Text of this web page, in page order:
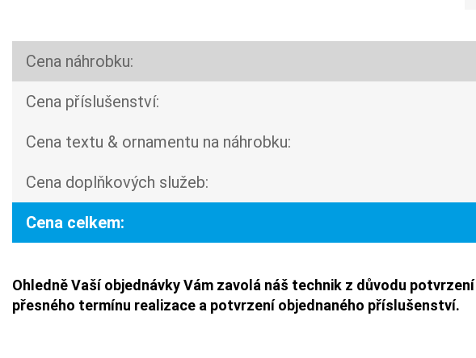
Cena náhrobku:
Cena příslušenství:
Cena textu & ornamentu na náhrobku:
Cena doplňkových služeb:
Cena celkem:
Ohledně Vaší objednávky Vám zavolá náš technik z důvodu potvrzení
přesného termínu realizace a potvrzení objednaného příslušenství.